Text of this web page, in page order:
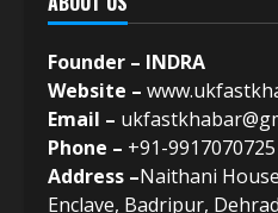
Founder – INDRA
Website –
Email –
Phone – +91-9917070725
Address –Naithani
Enclave, Badripur,